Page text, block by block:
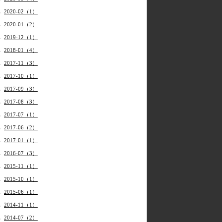
2020-02（1）
2020-01（2）
2019-12（1）
2018-01（4）
2017-11（3）
2017-10（1）
2017-09（3）
2017-08（3）
2017-07（1）
2017-06（2）
2017-01（1）
2016-07（3）
2015-11（1）
2015-10（1）
2015-06（1）
2014-11（1）
2014-07（2）